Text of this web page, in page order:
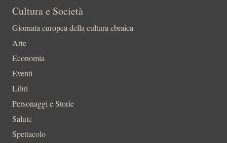
Cultura e Società
Giornata europea della cultura ebraica
Arte
Economia
Eventi
Libri
Personaggi e Storie
Salute
Spettacolo